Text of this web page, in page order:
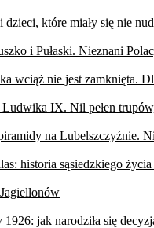
które miały się nie
i Pułaski. Nieznani
wciąż nie jest zamknięta.
Ludwika IX. Nil pełen
na Lubelszczyźnie.
historia sąsiedzkiego
jak narodziła się